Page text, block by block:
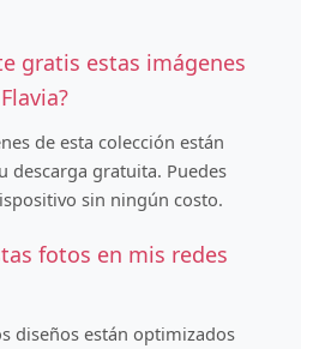
gratis estas imágenes
de esta colección están
descarga gratuita. Puedes
sin ningún costo.
fotos en mis redes
diseños están optimizados